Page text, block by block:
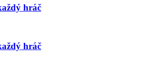
hráč
hráč